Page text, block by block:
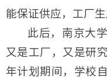
能保证供应，工厂
此后，南京大
又是工厂，又是研
年计划期间，学校